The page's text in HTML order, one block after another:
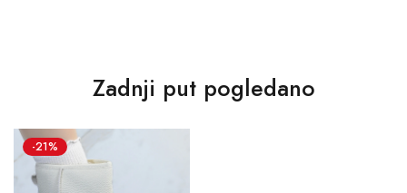
Zadnji put pogledano
-21%